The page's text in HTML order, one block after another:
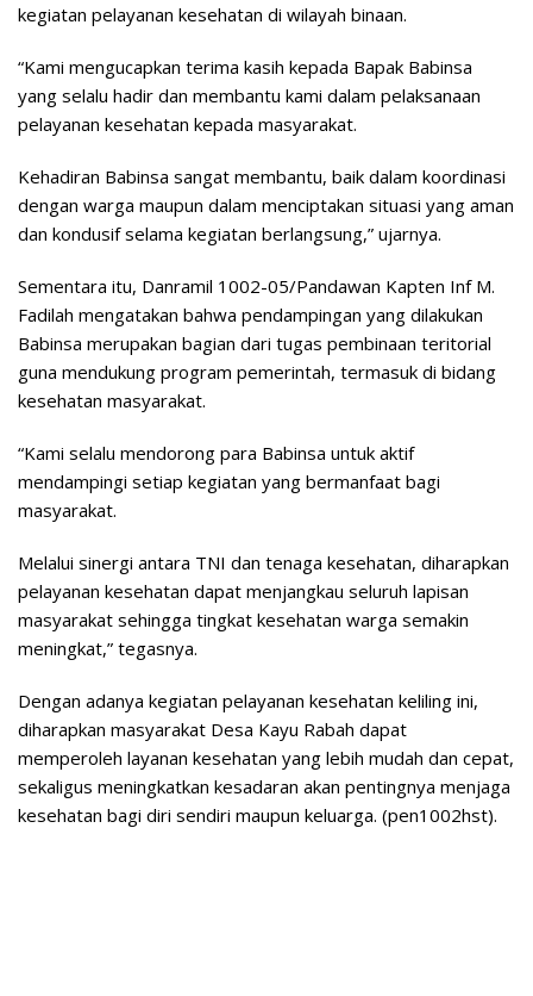
kegiatan pelayanan kesehatan di wilayah binaan.
“Kami mengucapkan terima kasih kepada Bapak Babinsa
yang selalu hadir dan membantu kami dalam pelaksanaan
pelayanan kesehatan kepada masyarakat.
Kehadiran Babinsa sangat membantu, baik dalam koordinasi
dengan warga maupun dalam menciptakan situasi yang aman
dan kondusif selama kegiatan berlangsung,” ujarnya.
Sementara itu, Danramil 1002-05/Pandawan Kapten Inf M.
Fadilah mengatakan bahwa pendampingan yang dilakukan
Babinsa merupakan bagian dari tugas pembinaan teritorial
guna mendukung program pemerintah, termasuk di bidang
kesehatan masyarakat.
“Kami selalu mendorong para Babinsa untuk aktif
mendampingi setiap kegiatan yang bermanfaat bagi
masyarakat.
Melalui sinergi antara TNI dan tenaga kesehatan, diharapkan
pelayanan kesehatan dapat menjangkau seluruh lapisan
masyarakat sehingga tingkat kesehatan warga semakin
meningkat,” tegasnya.
Dengan adanya kegiatan pelayanan kesehatan keliling ini,
diharapkan masyarakat Desa Kayu Rabah dapat
memperoleh layanan kesehatan yang lebih mudah dan cepat,
sekaligus meningkatkan kesadaran akan pentingnya menjaga
kesehatan bagi diri sendiri maupun keluarga. (pen1002hst).